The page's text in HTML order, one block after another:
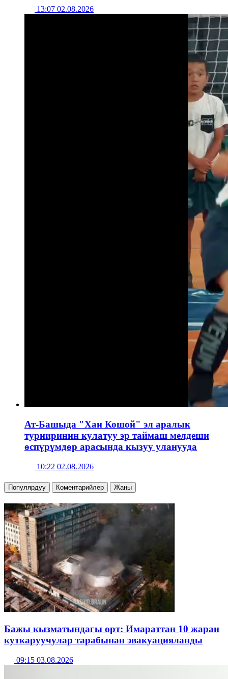
13:07 02.08.2026
Ат-Башыда "Хан Кошой" эл аралык
турниринин кулатуу эр таймаш мелдеши
өспүрүмдөр арасында кызуу уланууда
10:22 02.08.2026
Популярдуу Коментарийлер Жаңы
Бажы кызматындагы өрт: Имараттан 10 жаран
куткаруучулар тарабынан эвакуацияланды
09:15 03.08.2026